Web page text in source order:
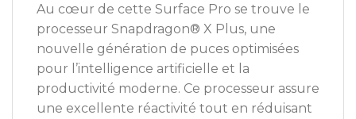
Au cœur de cette Surface Pro se trouve le
processeur Snapdragon® X Plus, une
nouvelle génération de puces optimisées
pour l’intelligence artificielle et la
productivité moderne. Ce processeur assure
une excellente réactivité tout en réduisant